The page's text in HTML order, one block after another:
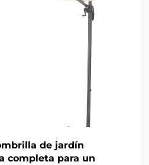
de jardín
completa para un